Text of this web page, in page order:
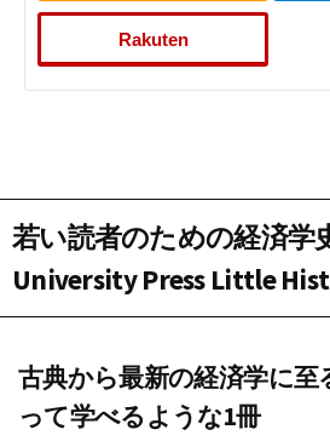
Rakuten
若い読者のための経済学
University Press Little
古典から最新の経済学に
って学べるような1冊